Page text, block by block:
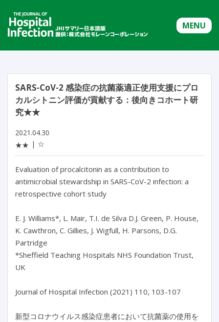
MENU
SARS-CoV-2 感染症の抗菌薬適正使用支援にプロ
カルシトニン評価が貢献する：後向きコホート研
究★★
2021.04.30
★★
☆
Evaluation of procalcitonin as a contribution to
antimicrobial stewardship in SARS-CoV-2 infection: a
retrospective cohort study
E. J. Williams*, L. Mair, T.I. de Silva D.J. Green, P. House,
K. Cawthron, C. Gillies, J. Wigfull, H. Parsons, D.G.
Partridge
*Sheffield Teaching Hospitals NHS Foundation Trust,
UK
Journal of Hospital Infection (2021) 110, 103-107
新型コロナウイルス感染症患者において抗菌薬の使用を